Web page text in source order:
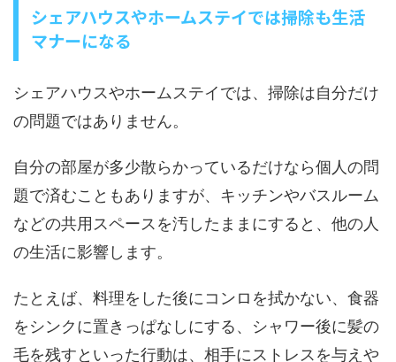
シェアハウスやホームステイでは掃除も生活
マナーになる
シェアハウスやホームステイでは、掃除は自分だけ
の問題ではありません。
自分の部屋が多少散らかっているだけなら個人の問
題で済むこともありますが、キッチンやバスルーム
などの共用スペースを汚したままにすると、他の人
の生活に影響します。
たとえば、料理をした後にコンロを拭かない、食器
をシンクに置きっぱなしにする、シャワー後に髪の
毛を残すといった行動は、相手にストレスを与えや